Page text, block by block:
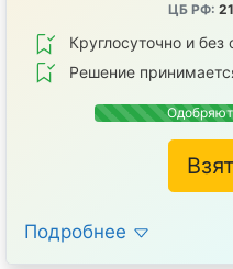
ЦБ РФ:
Круглосуточно и без
Решение
Подробнее